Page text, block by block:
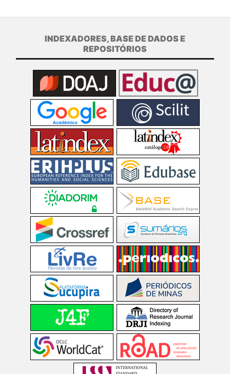
INDEXADORES, BASE DE DADOS E
REPOSITÓRIOS